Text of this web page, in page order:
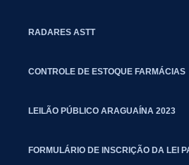
RADARES ASTT
CONTROLE DE ESTOQUE FARMÁCIAS
LEILÃO PÚBLICO ARAGUAÍNA 2023
FORMULÁRIO DE INSCRIÇÃO DA LEI